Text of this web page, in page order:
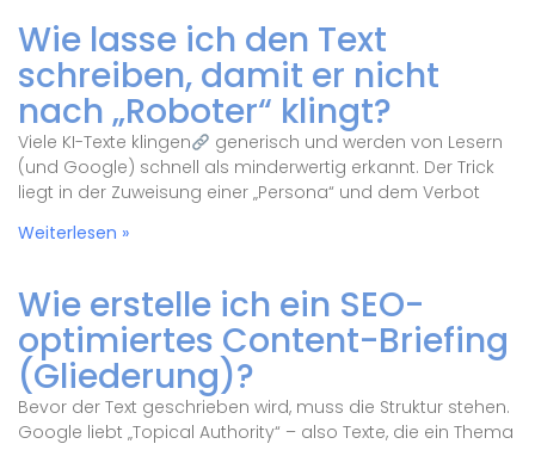
Wie lasse ich den Text
schreiben, damit er nicht
nach „Roboter“ klingt?
Viele KI-Texte klingen
generisch und werden von Lesern
(und Google) schnell als minderwertig erkannt. Der Trick
liegt in der Zuweisung einer „Persona“ und dem Verbot
Weiterlesen »
Wie erstelle ich ein SEO-
optimiertes Content-Briefing
(Gliederung)?
Bevor der Text geschrieben wird, muss die Struktur stehen.
Google liebt „Topical Authority“ – also Texte, die ein Thema